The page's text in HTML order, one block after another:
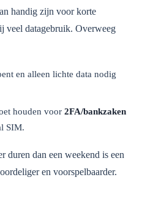
handig zijn voor korte
veel datagebruik. Overweeg
en alleen lichte data nodig
houden voor2FA/bankzaken
SIM.
duren dan een weekend is een
en voorspelbaarder.